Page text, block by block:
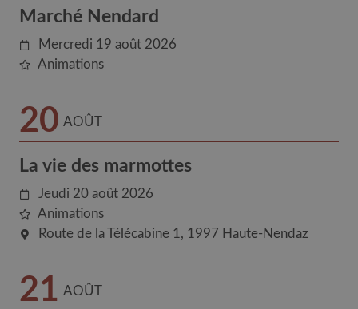
Marché Nendard
Mercredi 19 août 2026
Animations
20 AOÛT
La vie des marmottes
Jeudi 20 août 2026
Animations
Route de la Télécabine 1
1997 Haute-Nendaz
21 AOÛT